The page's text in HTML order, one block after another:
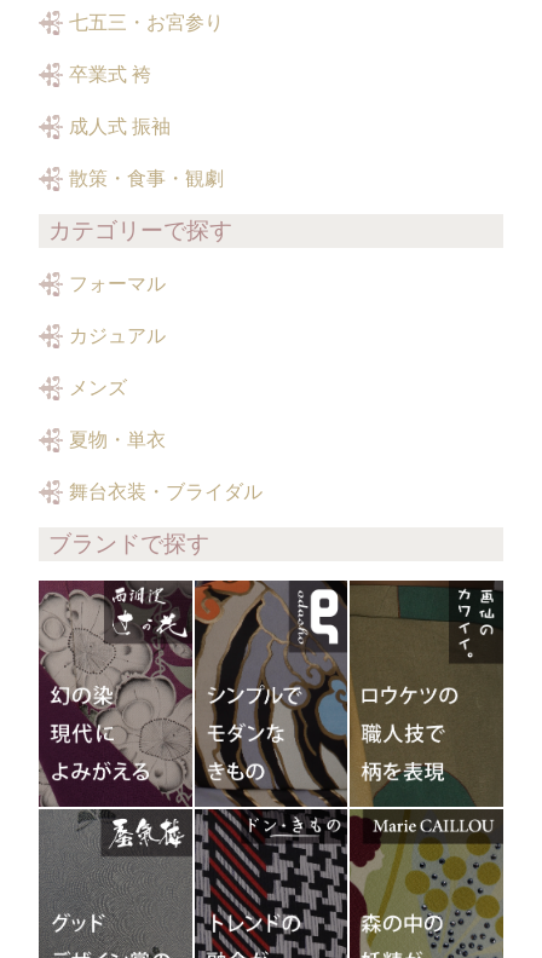
七五三・お宮参り
卒業式 袴
成人式 振袖
散策・食事・観劇
カテゴリーで探す
フォーマル
カジュアル
メンズ
夏物・単衣
舞台衣装・ブライダル
ブランドで探す